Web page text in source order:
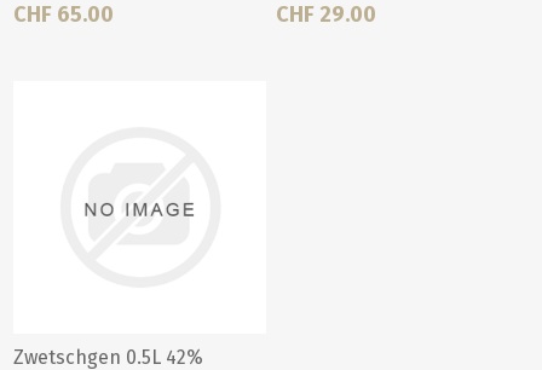
CHF 65.00 CHF 29.00
Zwetschgen 0.5L 42%